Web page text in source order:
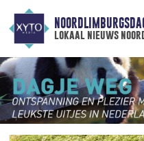
lokaal nieuws